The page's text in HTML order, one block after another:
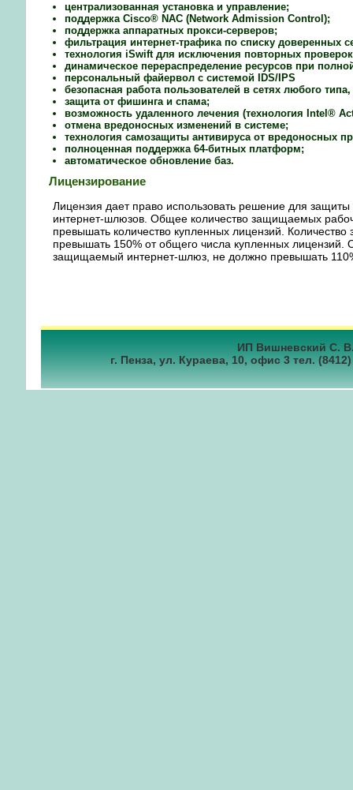
централизованная установка и управление;
поддержка Cisco® NAC (Network Admission Control);
поддержка аппаратных прокси-серверов;
фильтрация интернет-трафика по списку доверенных
технология iSwift для исключения повторных
динамическое перераспределение ресурсов при
персональный файервол с системой IDS/IPS
безопасная работа пользователей в сетях любого
защита от фишинга и спама;
возможность удаленного лечения (технология Intel®
отмена вредоносных изменений в системе;
технология самозащиты антивируса от вредоносных
полноценная поддержка 64-битных платформ;
автоматическое обновление баз.
Лицензирование
Лицензия дает право использовать решение для
интернет-шлюзов. Общее количество защищаемых
превышать количество купленных лицензий.
превышать 150% от общего числа купленных
защищаемый интернет-шлюз, не должно превышать
ИП Вишневский С.
г. Пенза, ул. Кураева, 10, офис 3 тел.